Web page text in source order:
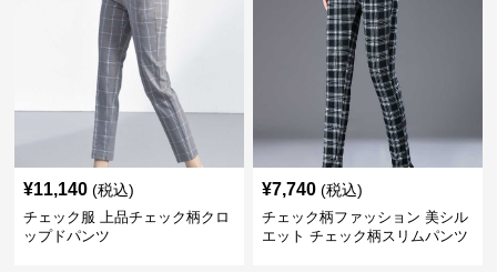
¥11,140 (税込)
チェック服 上品チェック柄クロ
ップドパンツ
¥7,740 (税込)
チェック柄ファッション 美シル
エット チェック柄スリムパンツ